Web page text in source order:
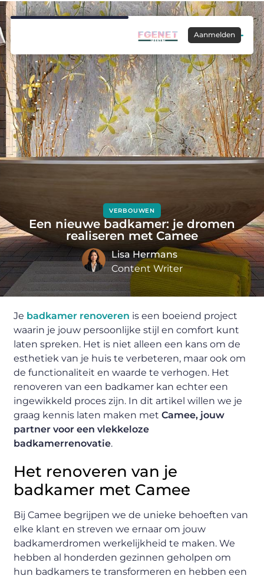
Aanmelden
VERBOUWEN
Een nieuwe badkamer: je dromen
realiseren met Camee
Lisa Hermans
Content Writer
Je badkamer renoveren is een boeiend project
waarin je jouw persoonlijke stijl en comfort kunt
laten spreken. Het is niet alleen een kans om de
esthetiek van je huis te verbeteren, maar ook om
de functionaliteit en waarde te verhogen. Het
renoveren van een badkamer kan echter een
ingewikkeld proces zijn. In dit artikel willen we je
graag kennis laten maken metCamee, jouw
partner voor een vlekkeloze
badkamerrenovatie.
Het renoveren van je
badkamer met Camee
Bij Camee begrijpen we de unieke behoeften van
elke klant en streven we ernaar om jouw
badkamerdromen werkelijkheid te maken. We
hebben al honderden gezinnen geholpen om
hun badkamers te transformeren en hebben een